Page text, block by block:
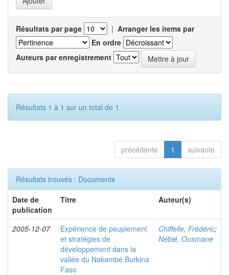
Résultats par page | Arranger les items par
En ordre
Auteurs par enregistrement
Résultats 1 à 1 sur un total de 1.
précédente 1 suivante
Résultats trouvés : Documents
Date de
publication
Titre Auteur(s)
2005-12-07
Expérience de peuplement
et stratégies de
développement dans la
vallée du Nakambé Burkina
Faso
Chiffelle, Frédéric;
Nébié, Ousmane